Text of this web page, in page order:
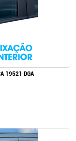
19521 DGA